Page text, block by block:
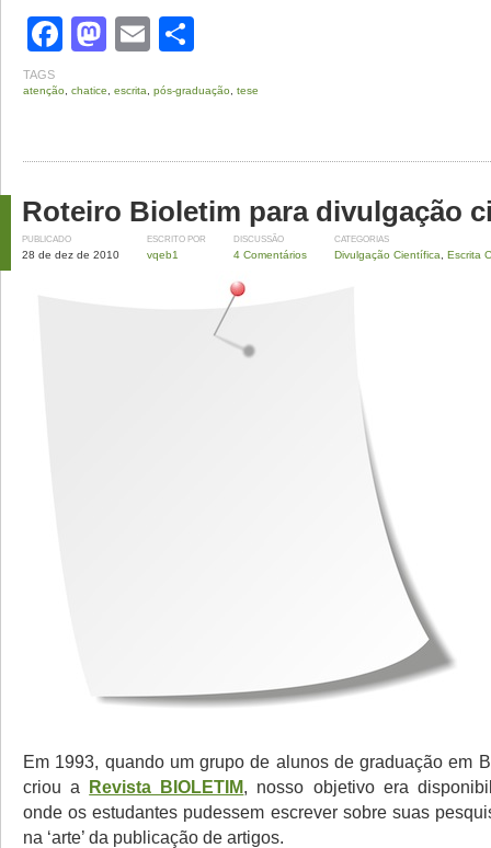
Facebook
Mastodon
Email
TAGS
atenção chatice escrita pós-graduação tese
Roteiro Bioletim para divulgação
PUBLICADO
28 de dez de 2010
ESCRITO POR
vqeb1
DISCUSSÃO
4 Comentários
CATEGORIAS
Divulgação Científica Escrita
Em 1993, quando um grupo de alunos de graduação em
criou a Revista BIOLETIM, nosso objetivo era
onde os estudantes pudessem escrever sobre suas
na ‘arte’ da publicação de artigos.